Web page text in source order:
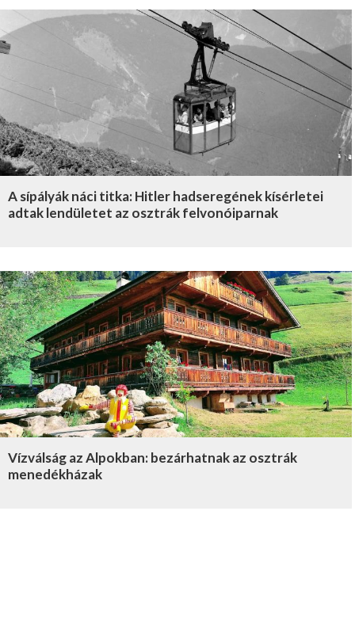
A sípályák náci titka: Hitler hadseregének kísérletei
adtak lendületet az osztrák felvonóiparnak
Vízválság az Alpokban: bezárhatnak az osztrák
menedékházak